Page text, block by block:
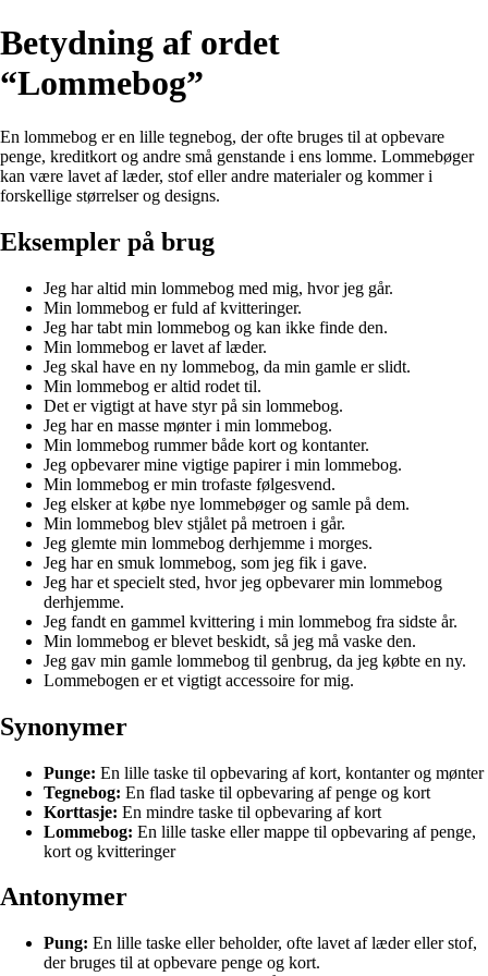
Betydning af ordet
“Lommebog”
En lommebog er en lille tegnebog, der ofte bruges til at opbevare
penge, kreditkort og andre små genstande i ens lomme. Lommebøger
kan være lavet af læder, stof eller andre materialer og kommer i
forskellige størrelser og designs.
Eksempler på brug
Jeg har altid min lommebog med mig, hvor jeg går.
Min lommebog er fuld af kvitteringer.
Jeg har tabt min lommebog og kan ikke finde den.
Min lommebog er lavet af læder.
Jeg skal have en ny lommebog, da min gamle er slidt.
Min lommebog er altid rodet til.
Det er vigtigt at have styr på sin lommebog.
Jeg har en masse mønter i min lommebog.
Min lommebog rummer både kort og kontanter.
Jeg opbevarer mine vigtige papirer i min lommebog.
Min lommebog er min trofaste følgesvend.
Jeg elsker at købe nye lommebøger og samle på dem.
Min lommebog blev stjålet på metroen i går.
Jeg glemte min lommebog derhjemme i morges.
Jeg har en smuk lommebog, som jeg fik i gave.
Jeg har et specielt sted, hvor jeg opbevarer min lommebog
derhjemme.
Jeg fandt en gammel kvittering i min lommebog fra sidste år.
Min lommebog er blevet beskidt, så jeg må vaske den.
Jeg gav min gamle lommebog til genbrug, da jeg købte en ny.
Lommebogen er et vigtigt accessoire for mig.
Synonymer
Punge: En lille taske til opbevaring af kort, kontanter og mønter
Tegnebog: En flad taske til opbevaring af penge og kort
Korttasje: En mindre taske til opbevaring af kort
Lommebog: En lille taske eller mappe til opbevaring af penge,
kort og kvitteringer
Antonymer
Pung: En lille taske eller beholder, ofte lavet af læder eller stof,
der bruges til at opbevare penge og kort.